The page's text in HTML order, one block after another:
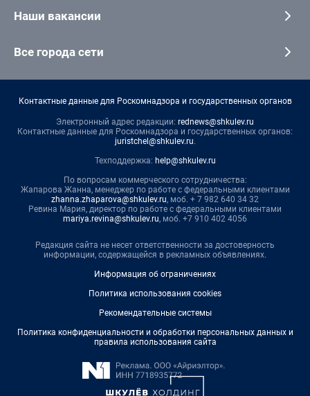
Наши вакансии
Все города сети
Контактные данные для Роскомнадзора и государственных органов
Электронный адрес редакции: rednews@shkulev.ru
Контактные данные для Роскомнадзора и государственных органов:
juristchel@shkulev.ru.
Техподдержка: help@shkulev.ru
По вопросам коммерческого сотрудничества:
Жапарова Жанна, менеджер по работе с федеральными клиентами
zhanna.zhaparova@shkulev.ru, моб. + 7 982 640 34 32
Ревина Мария, директор по работе с федеральными клиентами
mariya.revina@shkulev.ru, моб. +7 910 402 4056
Редакция сайта не несет ответственности за достоверность
информации, содержащейся в рекламных объявлениях.
Информация об ограничениях
Политика использования cookies
Рекомендательные системы
Политика конфиденциальности и обработки персональных данных и
правила использования сайта